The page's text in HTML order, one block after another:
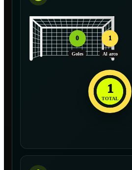
0
Goles
1
Al arco
1
TOTAL